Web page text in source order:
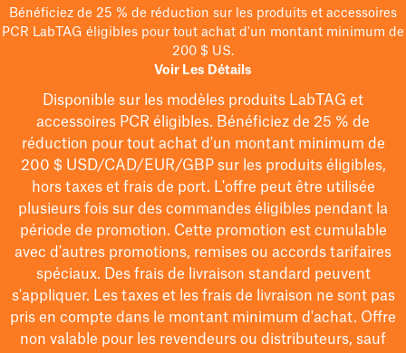
Bénéficiez de 25 % de réduction sur les produits et accessoires
PCR LabTAG éligibles pour tout achat d'un montant minimum de
200 $ US.
Voir Les Détails
Disponible sur les modèles produits LabTAG et
accessoires PCR éligibles. Bénéficiez de 25 % de
réduction pour tout achat d'un montant minimum de
200 $USD/CAD/EUR/GBPsur les produits éligibles,
hors taxes et frais de port. L'offre peut être utilisée
plusieurs fois sur des commandes éligibles pendant la
période de promotion. Cette promotion est cumulable
avec d'autres promotions, remises ou accords tarifaires
spéciaux. Des frais de livraison standard peuvent
s'appliquer. Les taxes et les frais de livraison ne sont pas
pris en compte dans le montant minimum d'achat. Offre
non valable pour les revendeurs ou distributeurs, sauf